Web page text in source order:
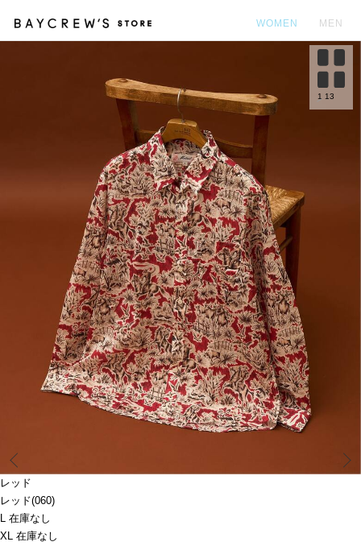
WOMEN MEN
レッド
レッド(060)
L 在庫なし
XL 在庫なし
1 13